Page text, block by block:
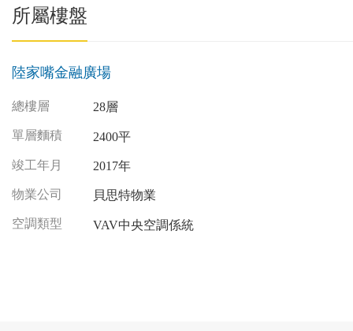
所屬樓盤
陸家嘴金融廣場
總樓層 28層
單層麵積 2400平
竣工年月 2017年
物業公司 貝思特物業
空調類型 VAV中央空調係統